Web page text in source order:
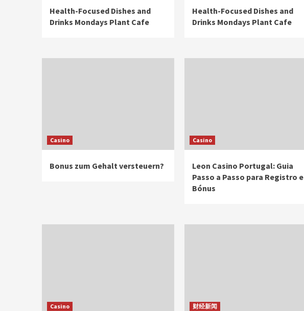
Health-Focused Dishes and
Drinks Mondays Plant Cafe
Health-Focused Dishes and
Drinks Mondays Plant Cafe
Casino
Bonus zum Gehalt versteuern?
Casino
Leon Casino Portugal: Guia
Passo a Passo para Registro e
Bónus
Casino 财经新闻